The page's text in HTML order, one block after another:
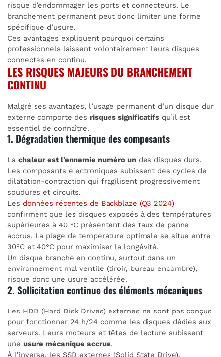
risque d’endommager les ports et connecteurs. Le
branchement permanent peut donc limiter une forme
spécifique d’usure.
Ces avantages expliquent pourquoi certains
professionnels laissent volontairement leurs disques
connectés en continu.
LES RISQUES MAJEURS DU BRANCHEMENT
CONTINU
Malgré ses avantages, l’usage permanent d’un disque dur
externe comporte des risques significatifs qu’il est
essentiel de connaître.
1. Dégradation thermique des composants
La chaleur est l’ennemie numéro un des disques durs.
Les composants électroniques subissent des cycles de
dilatation-contraction qui fragilisent progressivement
soudures et circuits.
Les données récentes de Backblaze (Q3 2024)
confirment que les disques exposés à des températures
supérieures à 40 °C présentent des taux de panne
accrus. La plage de température optimale se situe entre
30°C et 40°C pour maximiser la longévité.
Un disque branché en continu, surtout dans un
environnement mal ventilé (tiroir, bureau encombré),
risque donc une usure accélérée.
2. Sollicitation continue des éléments mécaniques
Les HDD (Hard Disk Drives) externes ne sont pas conçus
pour fonctionner 24 h/24 comme les disques dédiés aux
serveurs. Leurs moteurs et têtes de lecture subissent
une usure mécanique accrue.
À l’inverse, les SSD externes (Solid State Drive),